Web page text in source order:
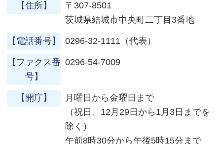
【住所】
〒307-8501
茨城県結城市中央町二丁目3番地
【電話番号】 0296-32-1111（代表）
【ファクス番
号】
0296-54-7009
【開庁】
月曜日から金曜日まで
（祝日、12月29日から1月3日までを
除く）
午前8時30分から午後5時15分まで